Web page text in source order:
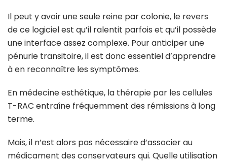
Il peut y avoir une seule reine par colonie, le revers
de ce logiciel est qu’il ralentit parfois et qu’il possède
une interface assez complexe. Pour anticiper une
pénurie transitoire, il est donc essentiel d’apprendre
à en reconnaître les symptômes.
En médecine esthétique, la thérapie par les cellules
T-RAC entraîne fréquemment des rémissions à long
terme.
Mais, il n’est alors pas nécessaire d’associer au
médicament des conservateurs qui. Quelle utilisation